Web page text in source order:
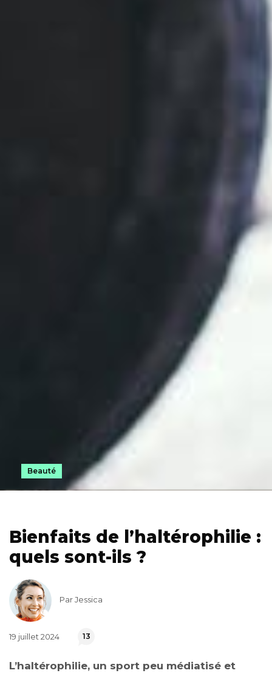
Beauté
Bienfaits de l’haltérophilie :
quels sont-ils ?
Par Jessica
19 juillet 2024 13
L’haltérophilie, un sport peu médiatisé et